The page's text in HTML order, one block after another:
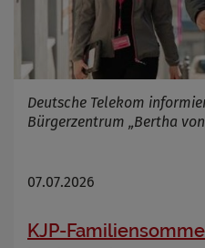
Deutsche Telekom
Bürgerzentrum „Bertha
07.07.2026
KJP-